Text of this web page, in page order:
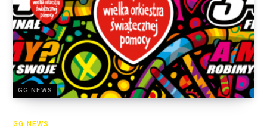
GG NEWS
GG NEWS